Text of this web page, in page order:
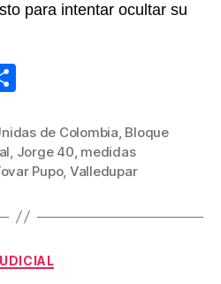
para intentar ocultar su
m
p
tir
de Colombia, Bloque
, Jorge 40, medidas
Pupo, Valledupar
Categorías